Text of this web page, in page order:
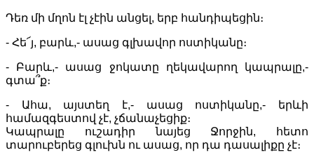
Դեռ մի մղոն էլ չէին անցել, երբ հանդիպեցին։
- Հե՜յ, բարև,- ասաց գլխավոր ոստիկանը։
- Բարև,- ասաց ջոկատը ղեկավարող կապրալը,-
գտա՞ք։
- Ահա, այստեղ է,- ասաց ոստիկանը,- երևի
համազգեստով չէ, չճանաչեցիք։
Կապրալը ուշադիր նայեց Ջորջին, հետո
տարուբերեց գլուխն ու ասաց, որ դա դասալիքը չէ։